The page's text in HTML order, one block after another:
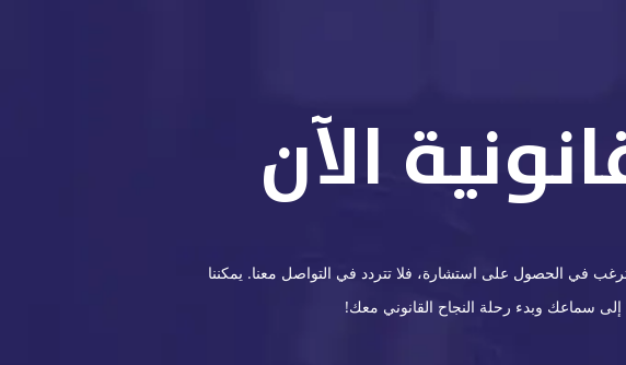
الآن
في الحصول على استشارة، فلا تتردد في التواصل معنا. يمكننا
سماعك وبدء رحلة النجاح القانوني معك!